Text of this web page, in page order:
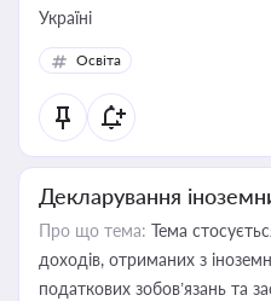
Україні
Освіта
Декларування
Про що тема: Тема
доходів, отриманих з
податкових зобов’язань та